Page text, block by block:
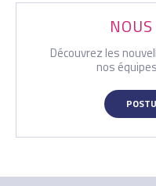
Découvrez les
nos